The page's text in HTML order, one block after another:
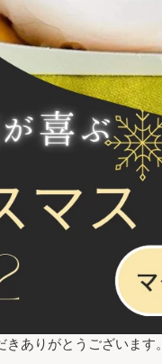
ありがとうございます。